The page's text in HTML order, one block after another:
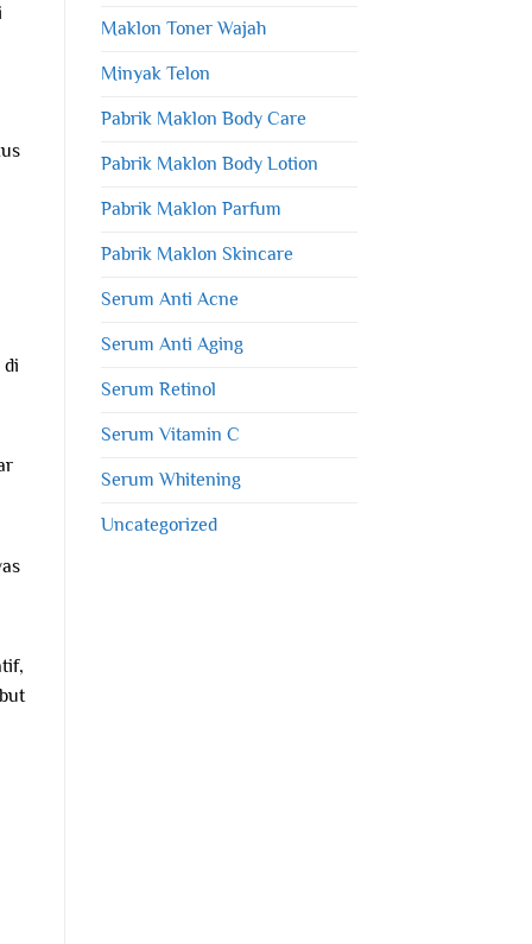
di
Maklon Toner Wajah
Minyak Telon
Pabrik Maklon Body Care
Pabrik Maklon Body Lotion
Pabrik Maklon Parfum
Pabrik Maklon Skincare
Serum Anti Acne
Serum Anti Aging
Serum Retinol
Serum Vitamin C
Serum Whitening
Uncategorized